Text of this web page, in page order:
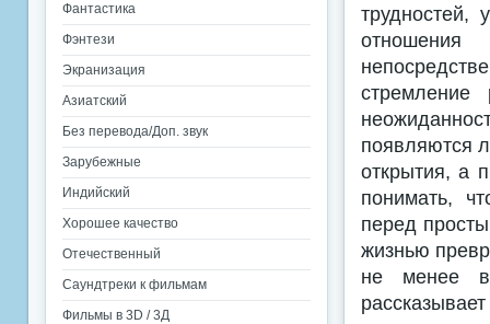
трудностей,
стремление
появляются
открытия, а
понимать,
перед
жизнью
не менее
Фантастика
Фэнтези
Экранизация
Азиатский
Без перевода/Доп. звук
Зарубежные
Индийский
Хорошее качество
Отечественный
Саундтреки к фильмам
Фильмы в 3D / 3Д